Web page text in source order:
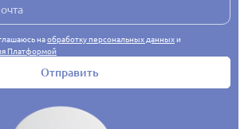
Отправить
наобработку персональных данныхи
Платформой